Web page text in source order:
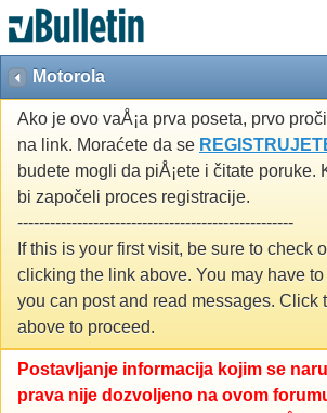
Motorola
Ako je ovo vaÅ¡a prva poseta, prvo
na link. Moraćete da se
budete mogli da piÅ¡ete i čitate poruke.
bi započeli proces registracije.
---------------------------------------------------
If this is your first visit, be sure to check
clicking the link above. You may have to
you can post and read messages. Click
above to proceed.
Postavljanje informacija kojim se
prava nije dozvoljeno na ovom